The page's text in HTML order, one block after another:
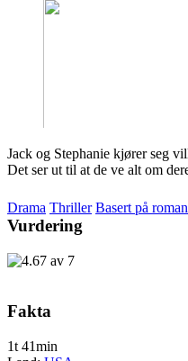
Jack og Stephanie kjører seg
Det ser ut til at de ve alt om
Drama Thriller Basert på roman
Vurdering
Fakta
1t 41min